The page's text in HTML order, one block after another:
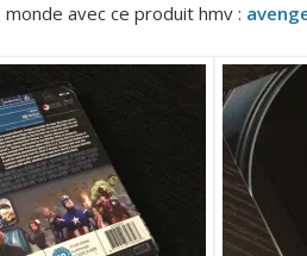
avec ce produit hmv :